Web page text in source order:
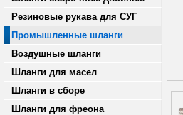
Резиновые рукава для СУГ
Промышленные шланги
Воздушные шланги
Шланги для масел
Шланги в сборе
Шланги для фреона